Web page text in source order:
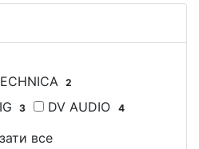
2
3 DV AUDIO 4
все